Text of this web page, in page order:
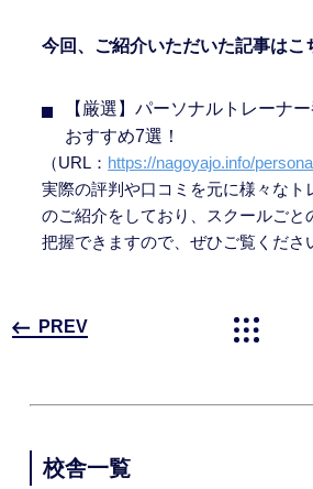
今回、ご紹介いただいた記事はこ
【厳選】パーソナルトレーナ
おすすめ7選！
（URL： https://nagoyajo.info/
実際の評判や口コミを元に様々なト
のご紹介をしており、スクールごと
把握できますので、ぜひご覧くださ
PREV
校舎一覧